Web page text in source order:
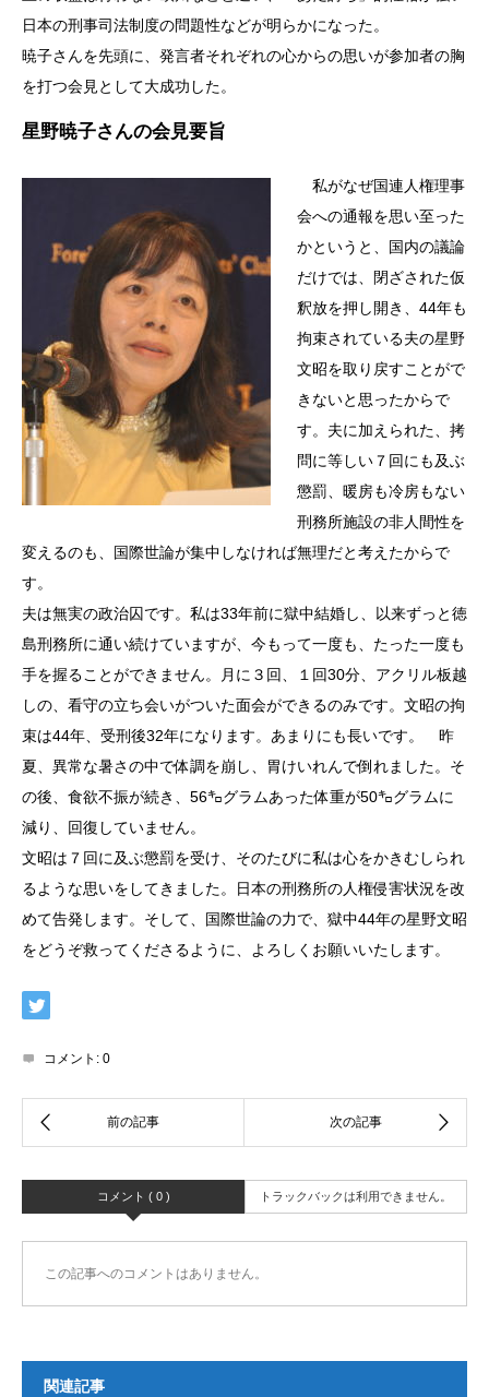
日本の刑事司法制度の問題性などが明らかになった。
暁子さんを先頭に、発言者それぞれの心からの思いが参加者の胸
を打つ会見として大成功した。
星野暁子さんの会見要旨
私がなぜ国連人権理事
会への通報を思い至った
かというと、国内の議論
だけでは、閉ざされた仮
釈放を押し開き、44年も
拘束されている夫の星野
文昭を取り戻すことがで
きないと思ったからで
す。夫に加えられた、拷
問に等しい７回にも及ぶ
懲罰、暖房も冷房もない
刑務所施設の非人間性を
変えるのも、国際世論が集中しなければ無理だと考えたからで
す。
夫は無実の政治囚です。私は33年前に獄中結婚し、以来ずっと徳
島刑務所に通い続けていますが、今もって一度も、たった一度も
手を握ることができません。月に３回、１回30分、アクリル板越
しの、看守の立ち会いがついた面会ができるのみです。文昭の拘
束は44年、受刑後32年になります。あまりにも長いです。 昨
夏、異常な暑さの中で体調を崩し、胃けいれんで倒れました。そ
の後、食欲不振が続き、56㌔グラムあった体重が50㌔グラムに
減り、回復していません。
文昭は７回に及ぶ懲罰を受け、そのたびに私は心をかきむしられ
るような思いをしてきました。日本の刑務所の人権侵害状況を改
めて告発します。そして、国際世論の力で、獄中44年の星野文昭
をどうぞ救ってくださるように、よろしくお願いいたします。
コメント: 0
コメント ( 0 ) トラックバックは利用できません。
この記事へのコメントはありません。
関連記事